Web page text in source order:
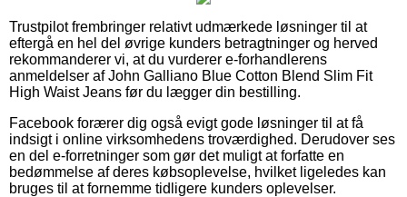
Trustpilot frembringer relativt udmærkede løsninger til at
eftergå en hel del øvrige kunders betragtninger og herved
rekommanderer vi, at du vurderer e-forhandlerens
anmeldelser af John Galliano Blue Cotton Blend Slim Fit
High Waist Jeans før du lægger din bestilling.
Facebook forærer dig også evigt gode løsninger til at få
indsigt i online virksomhedens troværdighed. Derudover ses
en del e-forretninger som gør det muligt at forfatte en
bedømmelse af deres købsoplevelse, hvilket ligeledes kan
bruges til at fornemme tidligere kunders oplevelser.